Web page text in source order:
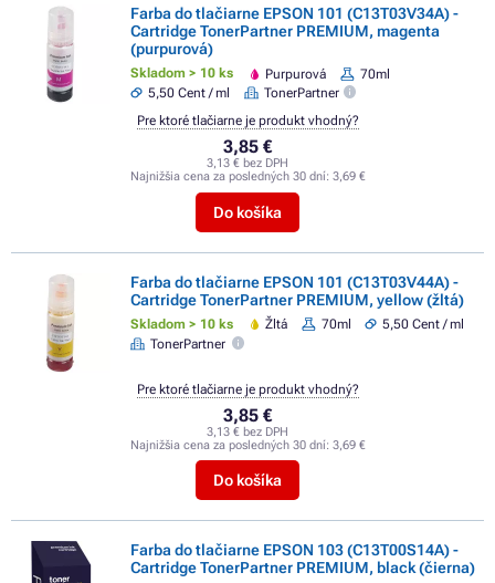
Farba do tlačiarne EPSON 101 (C13T03V34A) -
Cartridge TonerPartner PREMIUM, magenta
(purpurová)
Skladom > 10 ks Purpurová
70ml
5,50 Cent / ml
TonerPartner
3,85 €
3,13 € bez DPH
Najnižšia cena za posledných 30 dní: 3,69 €
Do košíka
Pre ktoré tlačiarne je produkt vhodný?
Farba do tlačiarne EPSON 101 (C13T03V44A) -
Cartridge TonerPartner PREMIUM, yellow (žltá)
Skladom > 10 ks Žltá 70ml
5,50 Cent / ml
TonerPartner
3,85 €
3,13 € bez DPH
Najnižšia cena za posledných 30 dní: 3,69 €
Do košíka
Pre ktoré tlačiarne je produkt vhodný?
Farba do tlačiarne EPSON 103 (C13T00S14A) -
Cartridge TonerPartner PREMIUM, black (čierna)